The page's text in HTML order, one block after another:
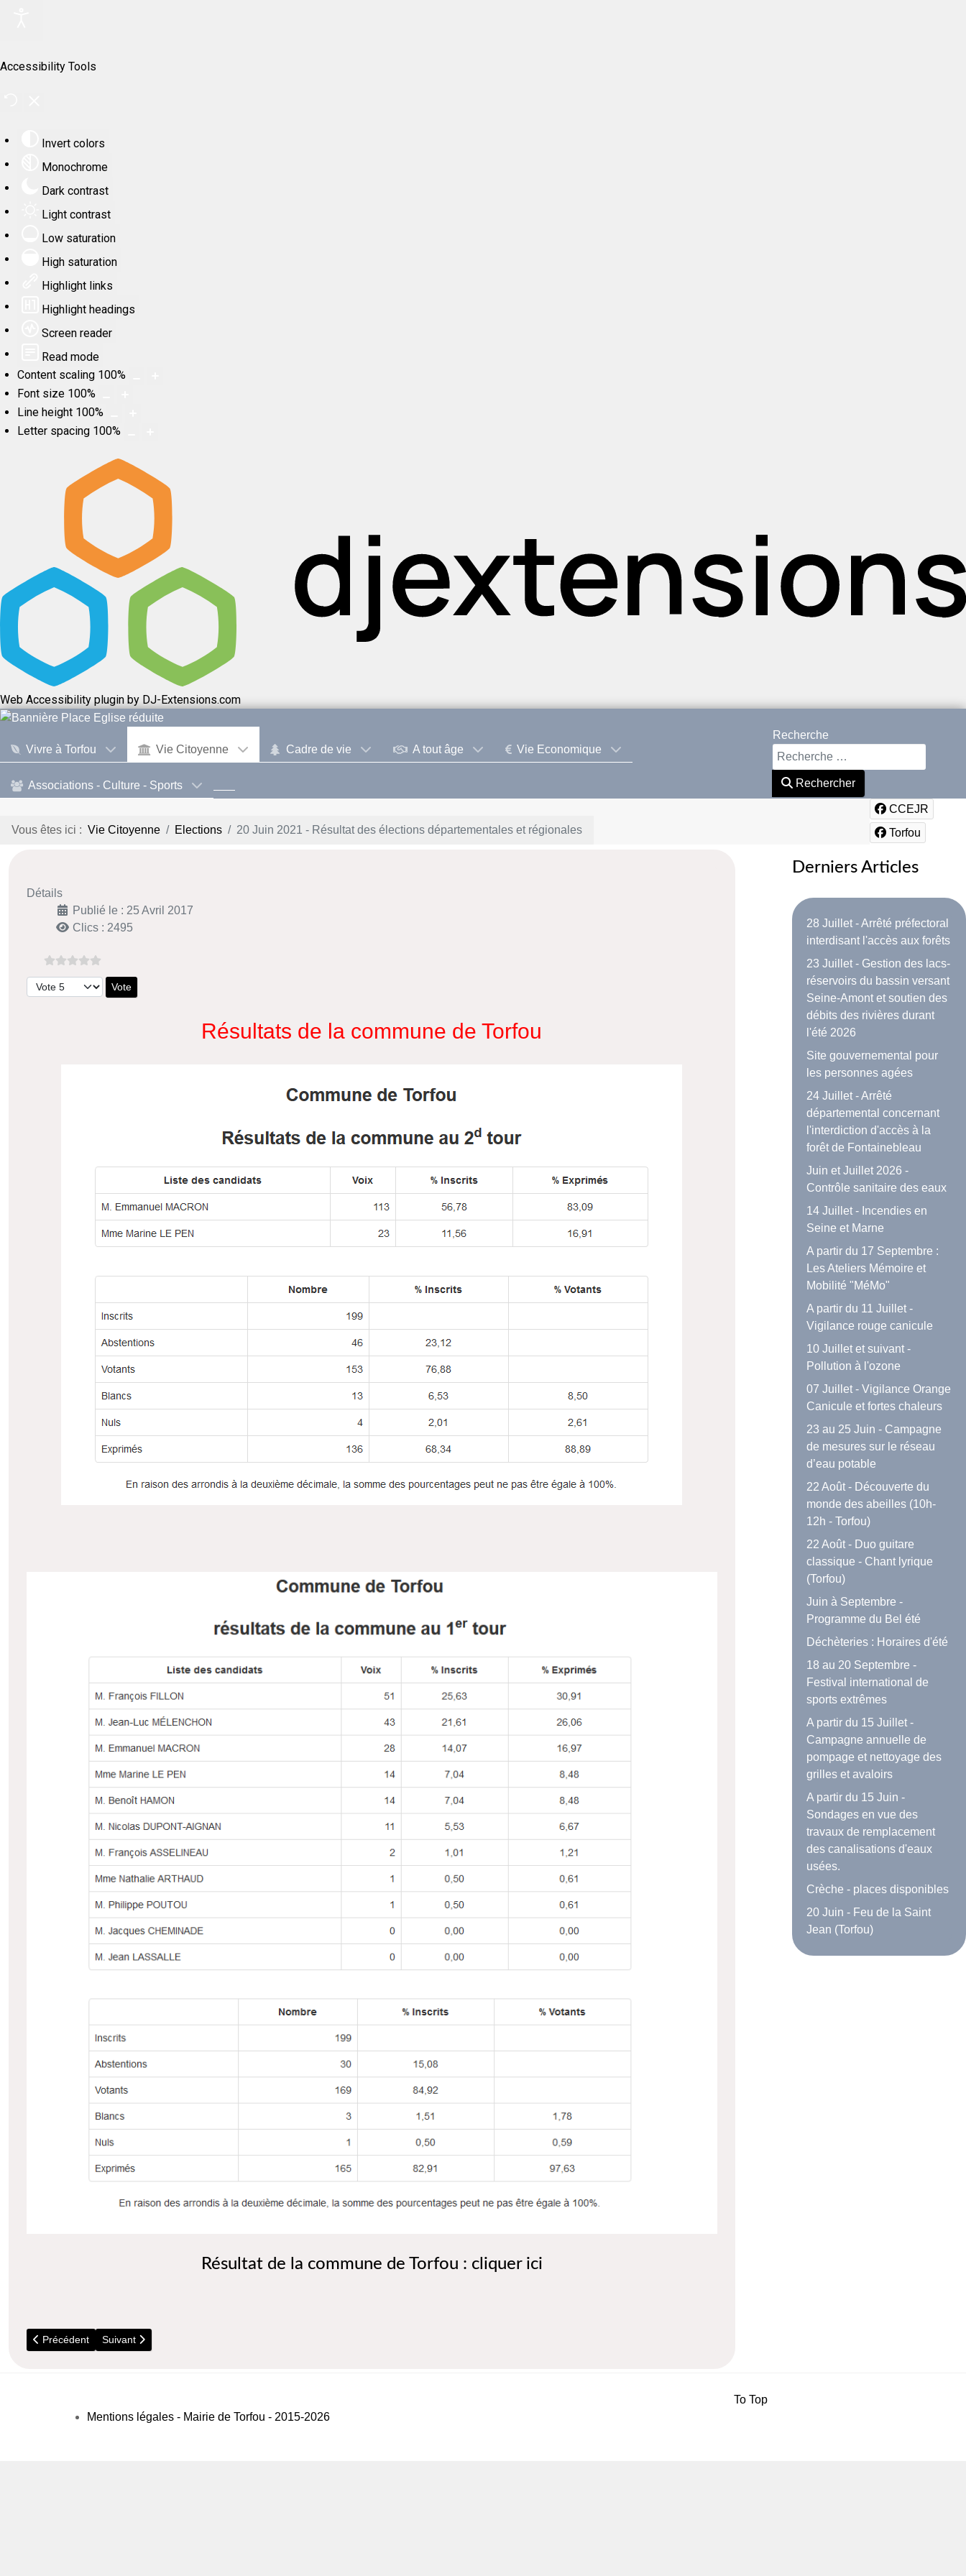
Accessibility Tools
Invert colors
Monochrome
Dark contrast
Light contrast
Low saturation
High saturation
Highlight links
Highlight headings
Screen reader
Read mode
Content scaling 100%
Font size 100%
Line height 100%
Letter spacing 100%
Web Accessibility plugin by DJ-Extensions.com
Vivre à Torfou Vie Citoyenne Cadre de vie A tout âge Vie Economique
Associations - Culture - Sports
Recherche
Rechercher
Vous êtes ici : Vie Citoyenne Elections 20 Juin 2021 - Résultat des élections départementales et régionales
CCEJR
Torfou
Détails
Publié le : 25 Avril 2017
Clics : 2495
Veuillez voter
Résultats de la commune de Torfou
Résultat de la commune de Torfou : cliquer ici
Article précédent : 11 et 18 Juin 2017 - Elections Législatives
Précédent Article suivant : 6 et 13 décembre 2015 - Elections régionales
Suivant
Derniers Articles
28 Juillet - Arrêté préfectoral
interdisant l'accès aux forêts
23 Juillet - Gestion des lacs-
réservoirs du bassin versant
Seine-Amont et soutien des
débits des rivières durant
l'été 2026
Site gouvernemental pour
les personnes agées
24 Juillet - Arrêté
départemental concernant
l'interdiction d'accès à la
forêt de Fontainebleau
Juin et Juillet 2026 -
Contrôle sanitaire des eaux
14 Juillet - Incendies en
Seine et Marne
A partir du 17 Septembre :
Les Ateliers Mémoire et
Mobilité "MéMo"
A partir du 11 Juillet -
Vigilance rouge canicule
10 Juillet et suivant -
Pollution à l'ozone
07 Juillet - Vigilance Orange
Canicule et fortes chaleurs
23 au 25 Juin - Campagne
de mesures sur le réseau
d’eau potable
22 Août - Découverte du
monde des abeilles (10h-
12h - Torfou)
22 Août - Duo guitare
classique - Chant lyrique
(Torfou)
Juin à Septembre -
Programme du Bel été
Déchèteries : Horaires d'été
18 au 20 Septembre -
Festival international de
sports extrêmes
A partir du 15 Juillet -
Campagne annuelle de
pompage et nettoyage des
grilles et avaloirs
A partir du 15 Juin -
Sondages en vue des
travaux de remplacement
des canalisations d'eaux
usées.
Crèche - places disponibles
20 Juin - Feu de la Saint
Jean (Torfou)
Mentions légales - Mairie de Torfou - 2015-2026
To Top